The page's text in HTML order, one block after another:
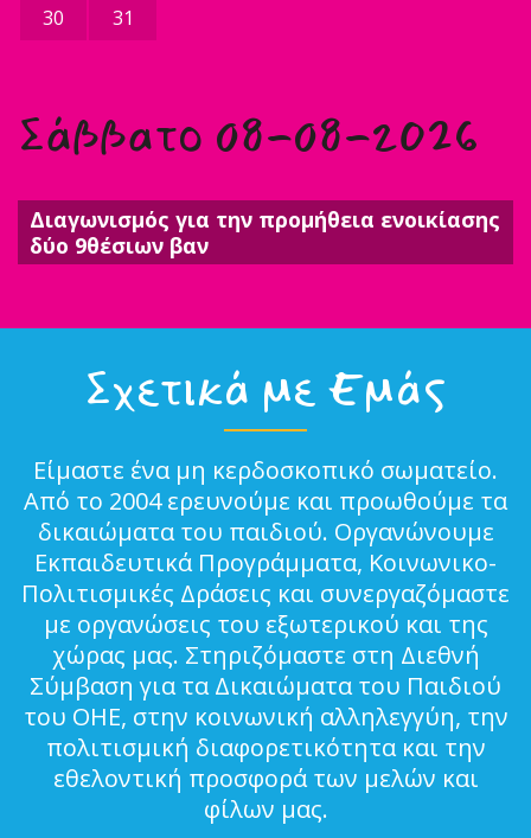
30
31
Σάββατο 08-08-2026
Διαγωνισμός για την προμήθεια ενοικίασης
δύο 9θέσιων βαν
Σχετικά με Εμάς
Είμαστε ένα μη κερδοσκοπικό σωματείο.
Από το 2004 ερευνούμε και προωθούμε τα
δικαιώματα του παιδιού. Οργανώνουμε
Εκπαιδευτικά Προγράμματα, Κοινωνικο-
Πολιτισμικές Δράσεις και συνεργαζόμαστε
με οργανώσεις του εξωτερικού και της
χώρας μας. Στηριζόμαστε στη Διεθνή
Σύμβαση για τα Δικαιώματα του Παιδιού
του ΟΗΕ, στην κοινωνική αλληλεγγύη, την
πολιτισμική διαφορετικότητα και την
εθελοντική προσφορά των μελών και
φίλων μας.